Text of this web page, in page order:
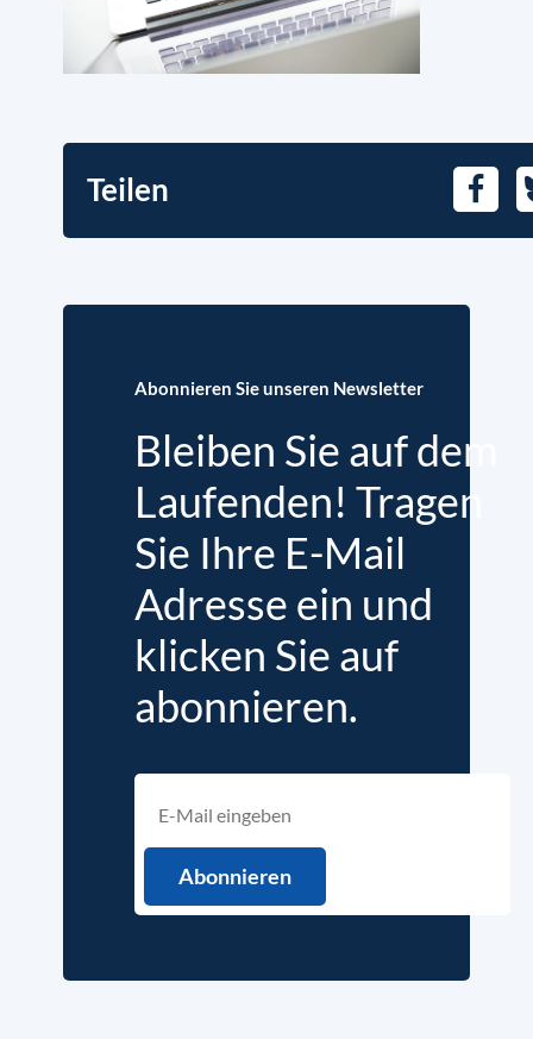
Teilen
Abonnieren Sie unseren Newsletter
Bleiben Sie auf dem
Laufenden! Tragen
Sie Ihre E-Mail
Adresse ein und
klicken Sie auf
abonnieren.